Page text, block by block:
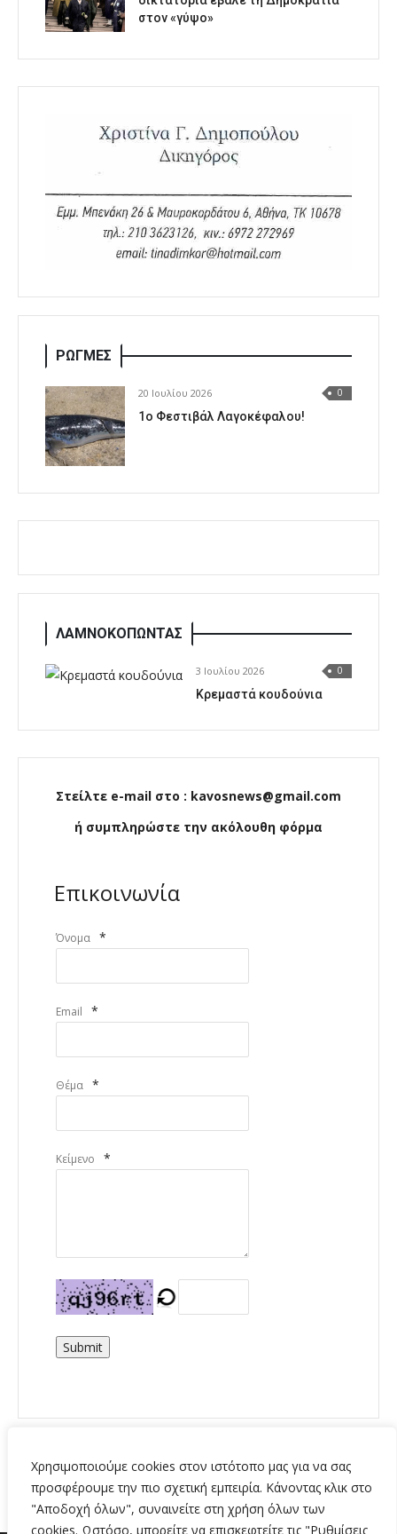
Χρησιμοποιούμε cookies στον ιστότοπο μας για να σας
προσφέρουμε την πιο σχετική εμπειρία. Κάνοντας κλικ στο
"Αποδοχή όλων", συναινείτε στη χρήση όλων των
cookies. Ωστόσο, μπορείτε να επισκεφτείτε τις "Ρυθμίσεις
στον «γύψο»
ΡΩΓΜΕΣ
20 Ιουλίου 2026 0
1o Φεστιβάλ Λαγοκέφαλου!
ΛΑΜΝΟΚΟΠΩΝΤΑΣ
3 Ιουλίου 2026 0
Κρεμαστά κουδούνια
Στείλτε e-mail στο : kavosnews@gmail.com
ή συμπληρώστε την ακόλουθη φόρμα
Επικοινωνία
Όνομα *
Email *
Θέμα *
Κείμενο *
Submit